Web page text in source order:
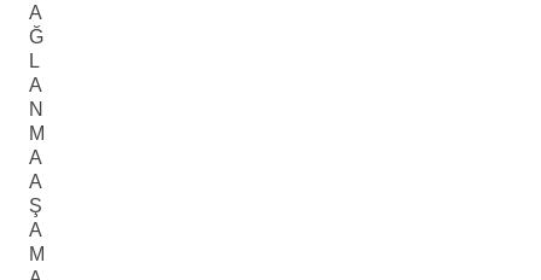
A
Ğ
L
A
N
M
A
A
Ş
A
M